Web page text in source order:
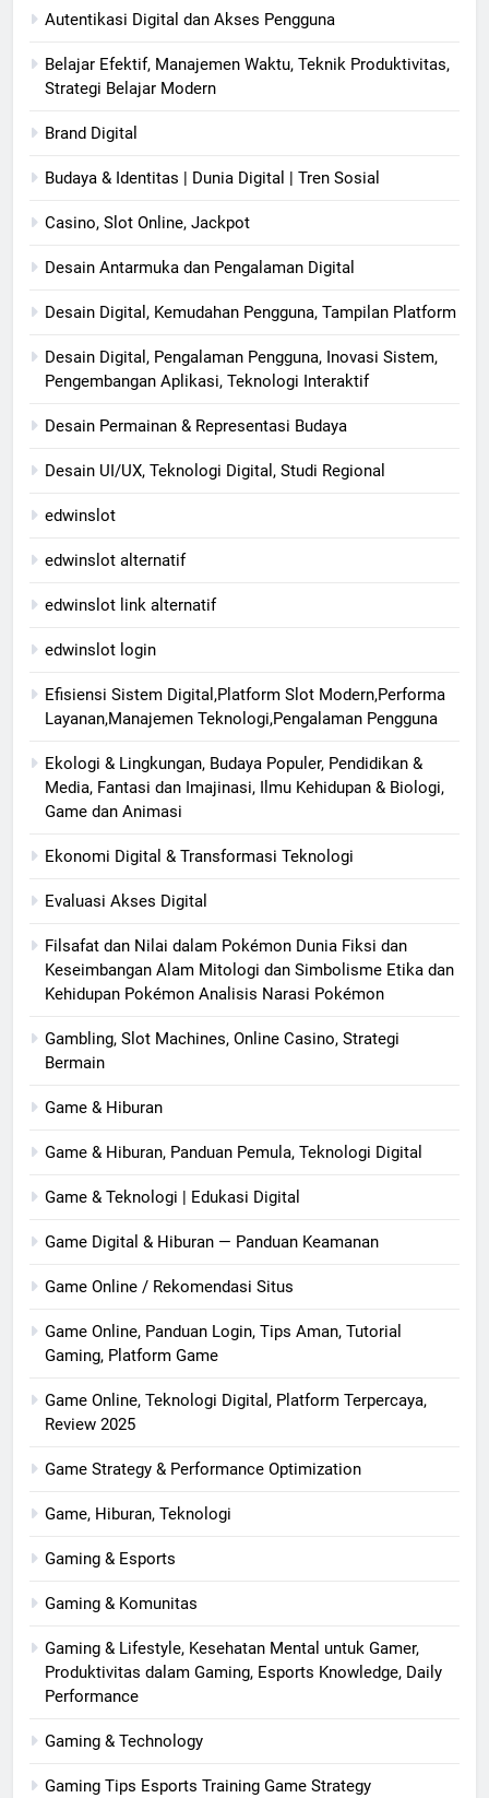
Autentikasi Digital dan Akses Pengguna
Belajar Efektif, Manajemen Waktu, Teknik Produktivitas,
Strategi Belajar Modern
Brand Digital
Budaya & Identitas | Dunia Digital | Tren Sosial
Casino, Slot Online, Jackpot
Desain Antarmuka dan Pengalaman Digital
Desain Digital, Kemudahan Pengguna, Tampilan Platform
Desain Digital, Pengalaman Pengguna, Inovasi Sistem,
Pengembangan Aplikasi, Teknologi Interaktif
Desain Permainan & Representasi Budaya
Desain UI/UX, Teknologi Digital, Studi Regional
edwinslot
edwinslot alternatif
edwinslot link alternatif
edwinslot login
Efisiensi Sistem Digital,Platform Slot Modern,Performa
Layanan,Manajemen Teknologi,Pengalaman Pengguna
Ekologi & Lingkungan, Budaya Populer, Pendidikan &
Media, Fantasi dan Imajinasi, Ilmu Kehidupan & Biologi,
Game dan Animasi
Ekonomi Digital & Transformasi Teknologi
Evaluasi Akses Digital
Filsafat dan Nilai dalam Pokémon Dunia Fiksi dan
Keseimbangan Alam Mitologi dan Simbolisme Etika dan
Kehidupan Pokémon Analisis Narasi Pokémon
Gambling, Slot Machines, Online Casino, Strategi
Bermain
Game & Hiburan
Game & Hiburan, Panduan Pemula, Teknologi Digital
Game & Teknologi | Edukasi Digital
Game Digital & Hiburan — Panduan Keamanan
Game Online / Rekomendasi Situs
Game Online, Panduan Login, Tips Aman, Tutorial
Gaming, Platform Game
Game Online, Teknologi Digital, Platform Terpercaya,
Review 2025
Game Strategy & Performance Optimization
Game, Hiburan, Teknologi
Gaming & Esports
Gaming & Komunitas
Gaming & Lifestyle, Kesehatan Mental untuk Gamer,
Produktivitas dalam Gaming, Esports Knowledge, Daily
Performance
Gaming & Technology
Gaming Tips Esports Training Game Strategy